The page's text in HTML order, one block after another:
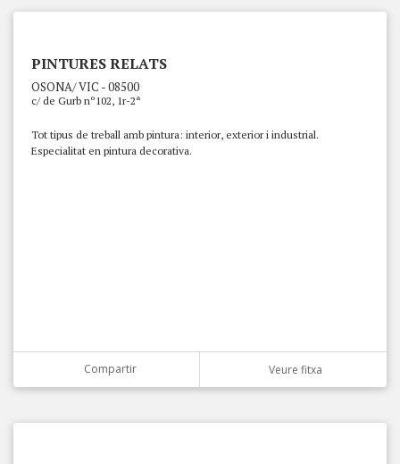
PINTURES RELATS
OSONA/ VIC - 08500
c/ de Gurb nº102, 1r-2ª
Tot tipus de treball amb pintura: interior, exterior i industrial.
Especialitat en pintura decorativa.
Compartir Veure fitxa